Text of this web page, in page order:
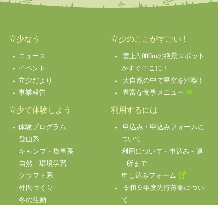
立少なう
ニュース
イベント
立少だより
事業報告
立少のここがすごい！
雲上3,000mの絶景スポット
がすぐそこに！
大自然の中で星空を満喫！
豊富な食事メニュー
立少で体験しよう
体験プログラム
登山系
キャンプ・炊事系
自然・環境学習
クラフト系
仲間づくり
冬の活動
利用するには
申込み・申込みフォームに
ついて
利用について・申込み～退
所まで
申し込みフォーム
令和９年度先行募集につい
て